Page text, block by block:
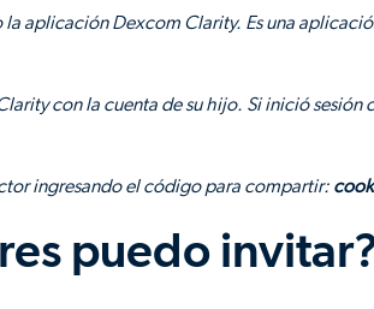
la aplicación Dexcom Clarity. Es una
con la cuenta de su hijo. Si inició sesión
ingresando el código para compartir:
puedo